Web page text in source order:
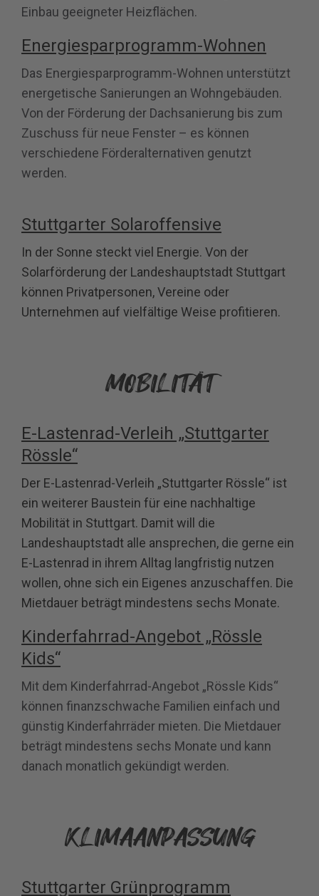
Einbau geeigneter Heizflächen.
Energiesparprogramm-Wohnen
Das Energiesparprogramm-Wohnen unterstützt
energetische Sanierungen an Wohngebäuden.
Von der Förderung der Dachsanierung bis zum
Zuschuss für neue Fenster – es können
verschiedene Förderalternativen genutzt
werden.
Stuttgarter Solaroffensive
In der Sonne steckt viel Energie. Von der
Solarförderung der Landeshauptstadt Stuttgart
können Privatpersonen, Vereine oder
Unternehmen auf vielfältige Weise profitieren.
MOBILITÄT
E‐Lastenrad‐Verleih „Stuttgarter
Rössle“
Der E‐Lastenrad‐Verleih „Stuttgarter Rössle“ ist
ein weiterer Baustein für eine nachhaltige
Mobilität in Stuttgart. Damit will die
Landeshauptstadt alle ansprechen, die gerne ein
E‐Lastenrad in ihrem Alltag langfristig nutzen
wollen, ohne sich ein Eigenes anzuschaffen. Die
Mietdauer beträgt mindestens sechs Monate.
Kinderfahrrad‐Angebot „Rössle
Kids“
Mit dem Kinderfahrrad‐Angebot „Rössle Kids“
können finanzschwache Familien einfach und
günstig Kinderfahrräder mieten. Die Mietdauer
beträgt mindestens sechs Monate und kann
danach monatlich gekündigt werden.
KLIMAANPASSUNG
Stuttgarter Grünprogramm